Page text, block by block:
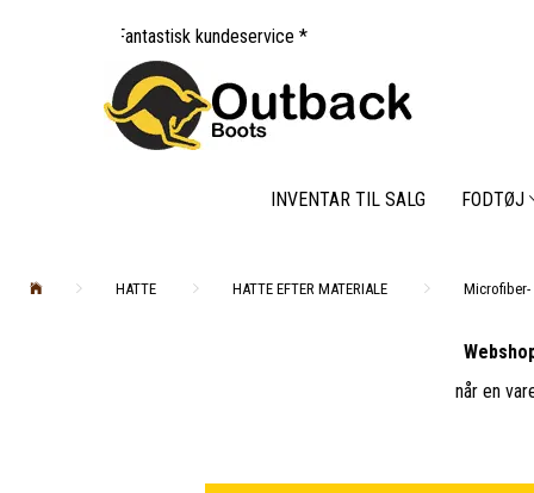
kundeservice *
INVENTAR TIL SALG FODTØJ
HATTE HATTE EFTER MATERIALE
når en